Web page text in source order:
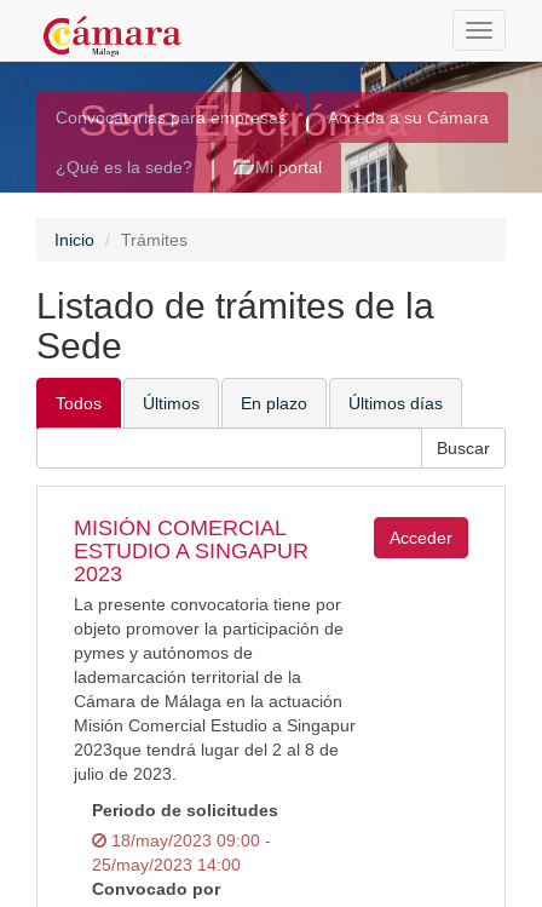
Toggle
Sede Electrónica
Convocatorias para empresas Acceda a su Cámara
¿Qué es la sede? Mi portal
Inicio Trámites
Listado de trámites de la
Sede
Todos Últimos En plazo Últimos días
MISIÓN COMERCIAL
ESTUDIO A SINGAPUR
2023
La presente convocatoria tiene por
objeto promover la participación de
pymes y autónomos de
lademarcación territorial de la
Cámara de Málaga en la actuación
Misión Comercial Estudio a Singapur
2023que tendrá lugar del 2 al 8 de
julio de 2023.
Periodo de solicitudes
18/may/2023 09:00 -
25/may/2023 14:00
Convocado por
Acceder